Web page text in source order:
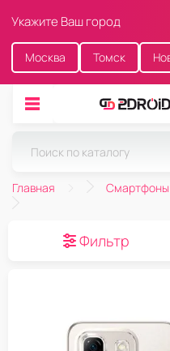
Укажите Ваш город
Москва Томск
Главная Смартфоны
Фильтр